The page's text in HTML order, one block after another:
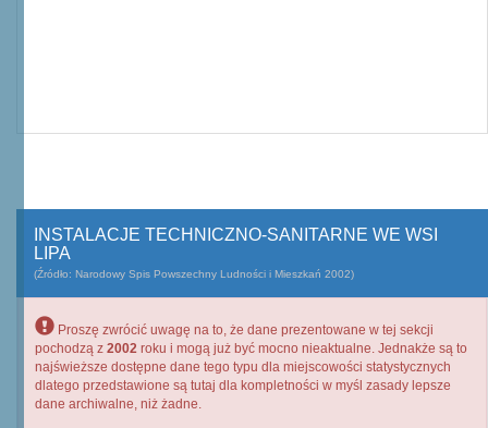
INSTALACJE TECHNICZNO-SANITARNE WE WSI
LIPA
(Źródło: Narodowy Spis Powszechny Ludności i Mieszkań 2002)
Proszę zwrócić uwagę na to, że dane prezentowane w tej sekcji
pochodzą z 2002 roku i mogą już być mocno nieaktualne. Jednakże są to
najświeższe dostępne dane tego typu dla miejscowości statystycznych
dlatego przedstawione są tutaj dla kompletności w myśl zasady lepsze
dane archiwalne, niż żadne.